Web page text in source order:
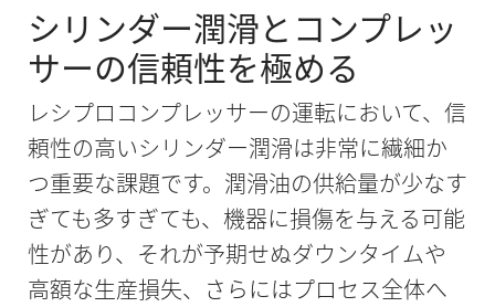
シリンダー潤滑とコンプレッ
サーの信頼性を極める
レシプロコンプレッサーの運転において、信
頼性の高いシリンダー潤滑は非常に繊細か
つ重要な課題です。潤滑油の供給量が少なす
ぎても多すぎても、機器に損傷を与える可能
性があり、それが予期せぬダウンタイムや
高額な生産損失、さらにはプロセス全体へ